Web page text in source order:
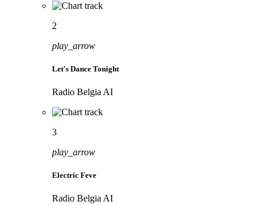
2
play_arrow
Let's Dance Tonight
Radio Belgia AI
3
play_arrow
Electric Feve
Radio Belgia AI